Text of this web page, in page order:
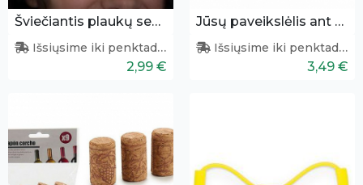
Šviečiantis plaukų segtukas - kalėdinė kepurėlė
Išsiųsime iki penktadienio
2,99 €
Jūsų paveikslėlis ant tekstilės
Išsiųsime iki penktadienio
3,49 €